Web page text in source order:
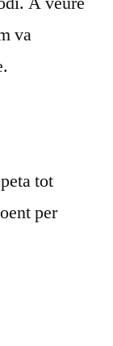
va
tot
per